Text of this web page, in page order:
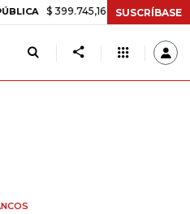
399.745,16 +$ 2.295,71 +0,58%
SUSCRÍBASE